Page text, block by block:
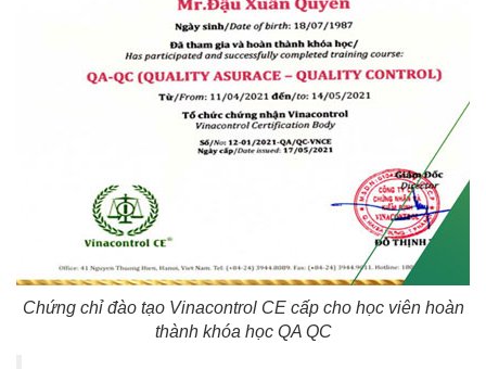
Chứng chỉ đào tạo Vinacontrol CE cấp cho học viên hoàn
thành khóa học QA QC